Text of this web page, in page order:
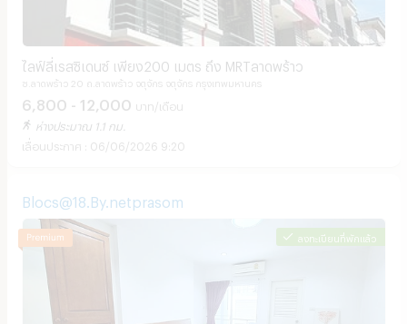
ไลฟ์ลี่เรสซิเดนซ์ เพียง200 เมตร ถึง MRTลาดพร้าว
ซ.ลาดพร้าว 20 ถ.ลาดพร้าว จตุจักร จตุจักร กรุงเทพมหานคร
6,800 - 12,000 บาท/เดือน
ห่างประมาณ 1.1 กม.
06/06/2026 9:20
Blocs@18.By.netprasom
ลงทะเบียนที่พักแล้ว